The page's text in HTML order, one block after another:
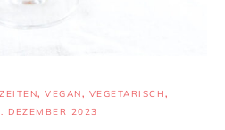
, VEGAN, VEGETARISCH,
DEZEMBER 2023